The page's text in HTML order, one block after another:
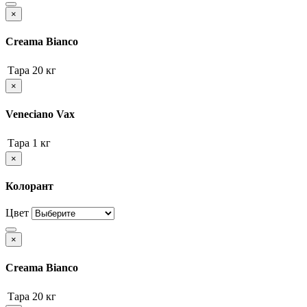
×
Creama Bianco
Тара 20 кг
×
Veneciano Vax
Тара 1 кг
×
Колорант
Цвет
×
Creama Bianco
Тара 20 кг